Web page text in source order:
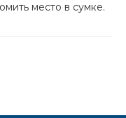
место в сумке.